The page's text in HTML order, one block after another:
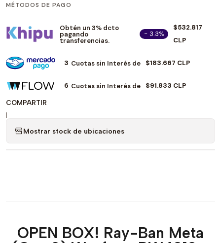
MÉTODOS DE PAGO
Obtén un 3% dcto
pagando
transferencias.
- 3.3%
$532.817
CLP
3 Cuotas sin Interés de $183.667 CLP
6 Cuotas sin Interés de $91.833 CLP
COMPARTIR
|
Mostrar stock de ubicaciones
OPEN BOX! Ray-Ban Meta